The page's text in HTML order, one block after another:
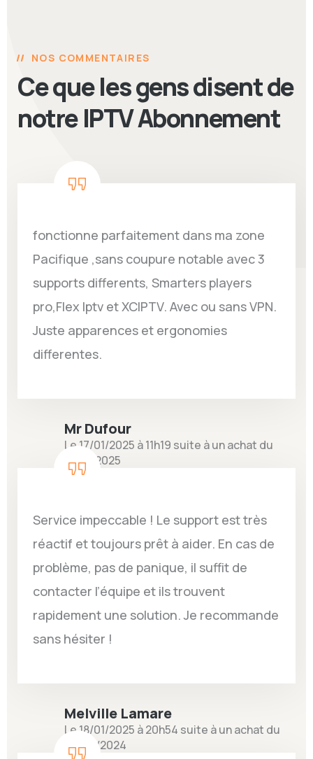
NOS COMMENTAIRES
Ce que les gens disent de
notre IPTV Abonnement
fonctionne parfaitement dans ma zone
Pacifique ,sans coupure notable avec 3
supports differents, Smarters players
pro,Flex Iptv et XCIPTV. Avec ou sans VPN.
Juste apparences et ergonomies
differentes.
Mr Dufour
Le 17/01/2025 à 11h19 suite à un achat du
10/01/2025
Service impeccable ! Le support est très
réactif et toujours prêt à aider. En cas de
problème, pas de panique, il suffit de
contacter l’équipe et ils trouvent
rapidement une solution. Je recommande
sans hésiter !
Melville Lamare
Le 18/01/2025 à 20h54 suite à un achat du
03/09/2024